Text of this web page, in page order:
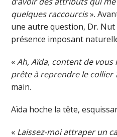
quelques raccourcis».
une autre question, Dr. Nut
présence imposant
«Ah, Aïda, content de
prête à reprendre le collier
main.
Aïda hoche la tête,
« Laissez-moi attraper un